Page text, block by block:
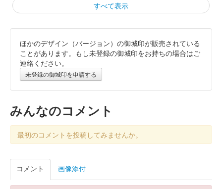
すべて表示
厩橋城 御城印 令和八年新春限定版
厩橋城（前橋城） 御城印 令和八年新春限定
赤亀版
厩橋城（前橋城） 御城印
北条高広版
ほかのデザイン（バージョン）の御城印が販売されている
ことがあります。もし未登録の御城印をお持ちの場合はご
連絡ください。
未登録の御城印を申請する
みんなのコメント
最初のコメントを投稿してみませんか。
コメント 画像添付